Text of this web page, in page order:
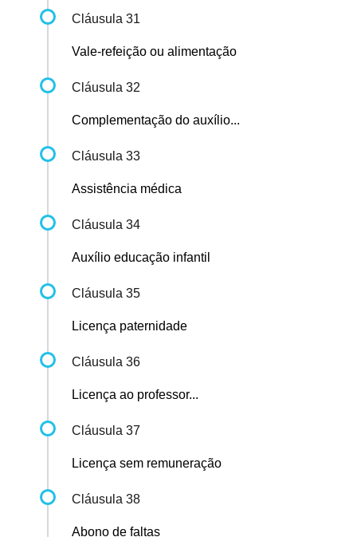
Cláusula 31
Vale-refeição ou alimentação
Cláusula 32
Complementação do auxílio...
Cláusula 33
Assistência médica
Cláusula 34
Auxílio educação infantil
Cláusula 35
Licença paternidade
Cláusula 36
Licença ao professor...
Cláusula 37
Licença sem remuneração
Cláusula 38
Abono de faltas